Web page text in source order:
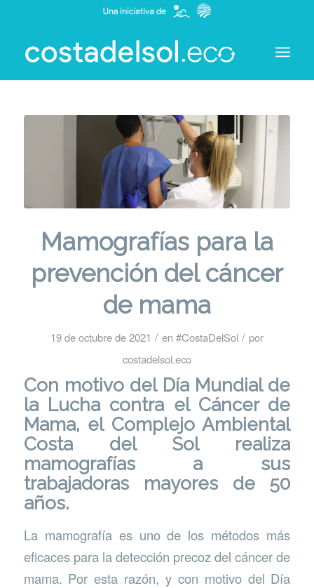
Mamografías para la
prevención del cáncer
de mama
19 de octubre de 2021 / en#CostaDelSol / por
costadelsol.eco
Con motivo del Día Mundial de
la Lucha contra el Cáncer de
Mama, el Complejo Ambiental
Costa del Solrealiza
mamografías a sus
trabajadoras mayores de 50
años.
La mamografía es uno de los métodos más
eficaces para la detección precoz del cáncer de
mama. Por esta razón, y con motivo del Día